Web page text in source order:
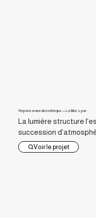
Repenser une discothèque — Le Bloc, Lyon
La lumière structure
succession
Voir le projet